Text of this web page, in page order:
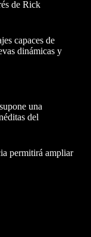
de Rick
capaces de
dinámicas y
una
del
permitirá ampliar